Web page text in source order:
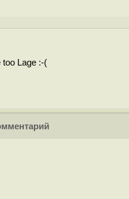
Lage :-(